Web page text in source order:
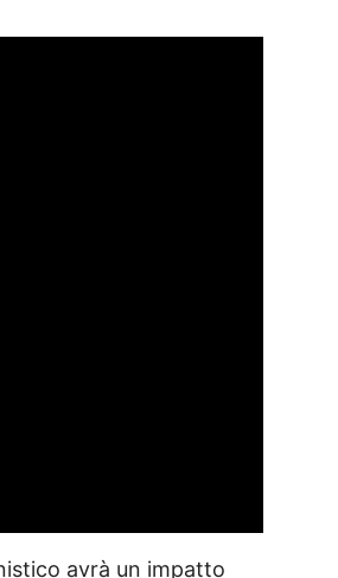
avrà un impatto